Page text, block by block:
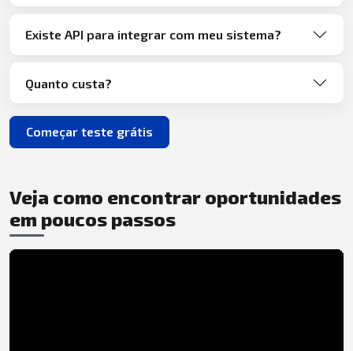
Existe API para integrar com meu sistema?
Quanto custa?
Começar teste grátis
Veja como encontrar oportunidades
em poucos passos